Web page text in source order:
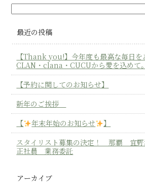
最近の投稿
【Thank you!】今年度も最高な毎日を
CLAN・clana・CUCUから愛を込めて。
【予約に関してのお知らせ】
新年のご挨拶
【
年末年始のお知らせ
】
スタイリスト募集の決定！ 那覇
正社員 業務委託
アーカイブ